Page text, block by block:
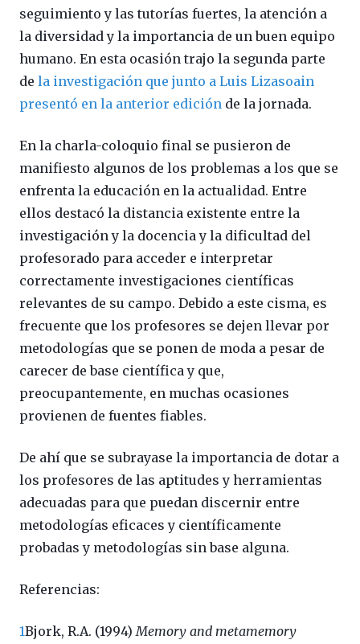
seguimiento y las tutorías fuertes, la atención a
la diversidad y la importancia de un buen equipo
humano. En esta ocasión trajo la segunda parte
de la investigación que junto a Luis Lizasoain
presentó en la anterior edición de la jornada.
En la charla-coloquio final se pusieron de
manifiesto algunos de los problemas a los que se
enfrenta la educación en la actualidad. Entre
ellos destacó la distancia existente entre la
investigación y la docencia y la dificultad del
profesorado para acceder e interpretar
correctamente investigaciones científicas
relevantes de su campo. Debido a este cisma, es
frecuente que los profesores se dejen llevar por
metodologías que se ponen de moda a pesar de
carecer de base científica y que,
preocupantemente, en muchas ocasiones
provienen de fuentes fiables.
De ahí que se subrayase la importancia de dotar a
los profesores de las aptitudes y herramientas
adecuadas para que puedan discernir entre
metodologías eficaces y científicamente
probadas y metodologías sin base alguna.
Referencias:
1Bjork, R.A. (1994) Memory and metamemory